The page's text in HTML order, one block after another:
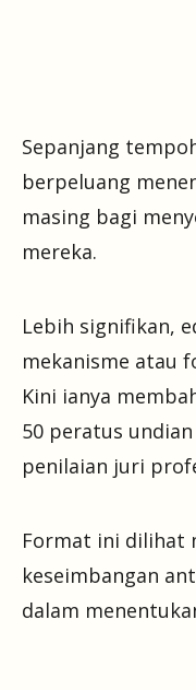
Sepanjang
berpeluang
masing bagi
mereka.
Lebih signifikan,
mekanisme atau
Kini ianya
50 peratus
penilaian juri
Format ini dilihat
keseimbangan
dalam